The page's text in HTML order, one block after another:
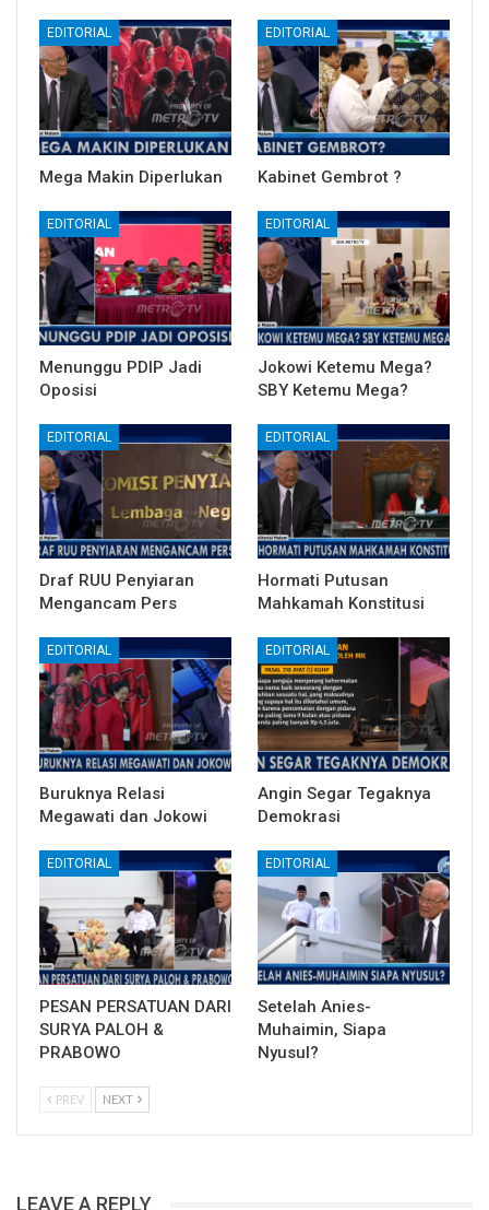
EDITORIAL
Mega Makin Diperlukan
EDITORIAL
Kabinet Gembrot ?
EDITORIAL
Menunggu PDIP Jadi
Oposisi
EDITORIAL
Jokowi Ketemu Mega?
SBY Ketemu Mega?
EDITORIAL
Draf RUU Penyiaran
Mengancam Pers
EDITORIAL
Hormati Putusan
Mahkamah Konstitusi
EDITORIAL
Buruknya Relasi
Megawati dan Jokowi
EDITORIAL
Angin Segar Tegaknya
Demokrasi
EDITORIAL
PESAN PERSATUAN DARI
SURYA PALOH &
PRABOWO
EDITORIAL
Setelah Anies-
Muhaimin, Siapa
Nyusul?
PREV NEXT
LEAVE A REPLY